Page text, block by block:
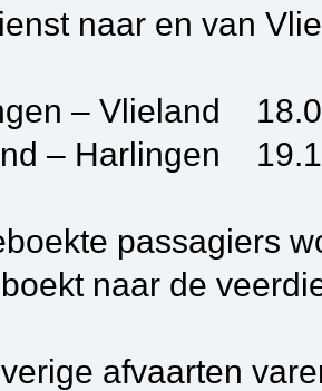
naar en van
– Vlieland
– Harlingen
passagiers
naar de
afvaarten